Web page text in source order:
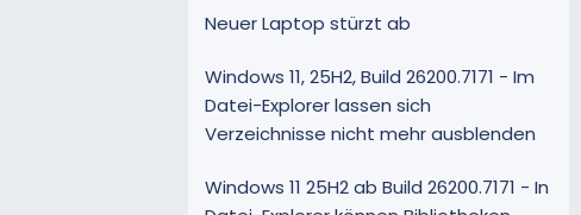
Neuer Laptop stürzt ab
Windows 11, 25H2, Build 26200.7171 - Im
Datei-Explorer lassen sich
Verzeichnisse nicht mehr ausblenden
Windows 11 25H2 ab Build 26200.7171 - In